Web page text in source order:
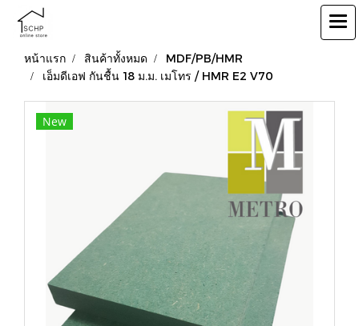
หน้าแรก สินค้าทั้งหมด
MDF/PB/HMR
เอ็มดีเอฟ กันชื้น 18 ม.ม. เมโทร / HMR E2 V70
New